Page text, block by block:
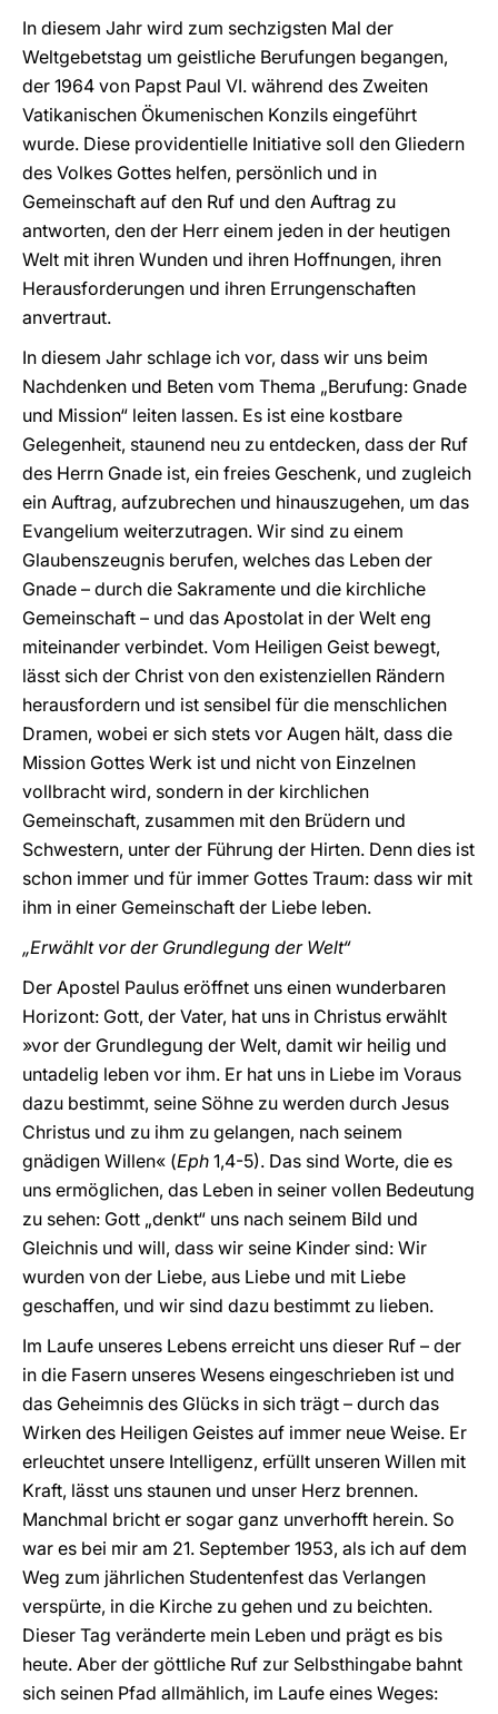
In diesem Jahr wird zum sechzigsten Mal der
Weltgebetstag um geistliche Berufungen begangen,
der 1964 von Papst Paul VI. während des Zweiten
Vatikanischen Ökumenischen Konzils eingeführt
wurde. Diese providentielle Initiative soll den Gliedern
des Volkes Gottes helfen, persönlich und in
Gemeinschaft auf den Ruf und den Auftrag zu
antworten, den der Herr einem jeden in der heutigen
Welt mit ihren Wunden und ihren Hoffnungen, ihren
Herausforderungen und ihren Errungenschaften
anvertraut.
In diesem Jahr schlage ich vor, dass wir uns beim
Nachdenken und Beten vom Thema „Berufung: Gnade
und Mission“ leiten lassen. Es ist eine kostbare
Gelegenheit, staunend neu zu entdecken, dass der Ruf
des Herrn Gnade ist, ein freies Geschenk, und zugleich
ein Auftrag, aufzubrechen und hinauszugehen, um das
Evangelium weiterzutragen. Wir sind zu einem
Glaubenszeugnis berufen, welches das Leben der
Gnade – durch die Sakramente und die kirchliche
Gemeinschaft – und das Apostolat in der Welt eng
miteinander verbindet. Vom Heiligen Geist bewegt,
lässt sich der Christ von den existenziellen Rändern
herausfordern und ist sensibel für die menschlichen
Dramen, wobei er sich stets vor Augen hält, dass die
Mission Gottes Werk ist und nicht von Einzelnen
vollbracht wird, sondern in der kirchlichen
Gemeinschaft, zusammen mit den Brüdern und
Schwestern, unter der Führung der Hirten. Denn dies ist
schon immer und für immer Gottes Traum: dass wir mit
ihm in einer Gemeinschaft der Liebe leben.
„Erwählt vor der Grundlegung der Welt“
Der Apostel Paulus eröffnet uns einen wunderbaren
Horizont: Gott, der Vater, hat uns in Christus erwählt
»vor der Grundlegung der Welt, damit wir heilig und
untadelig leben vor ihm. Er hat uns in Liebe im Voraus
dazu bestimmt, seine Söhne zu werden durch Jesus
Christus und zu ihm zu gelangen, nach seinem
gnädigen Willen« (Eph 1,4-5). Das sind Worte, die es
uns ermöglichen, das Leben in seiner vollen Bedeutung
zu sehen: Gott „denkt“ uns nach seinem Bild und
Gleichnis und will, dass wir seine Kinder sind: Wir
wurden von der Liebe, aus Liebe und mit Liebe
geschaffen, und wir sind dazu bestimmt zu lieben.
Im Laufe unseres Lebens erreicht uns dieser Ruf – der
in die Fasern unseres Wesens eingeschrieben ist und
das Geheimnis des Glücks in sich trägt – durch das
Wirken des Heiligen Geistes auf immer neue Weise. Er
erleuchtet unsere Intelligenz, erfüllt unseren Willen mit
Kraft, lässt uns staunen und unser Herz brennen.
Manchmal bricht er sogar ganz unverhofft herein. So
war es bei mir am 21. September 1953, als ich auf dem
Weg zum jährlichen Studentenfest das Verlangen
verspürte, in die Kirche zu gehen und zu beichten.
Dieser Tag veränderte mein Leben und prägt es bis
heute. Aber der göttliche Ruf zur Selbsthingabe bahnt
sich seinen Pfad allmählich, im Laufe eines Weges: